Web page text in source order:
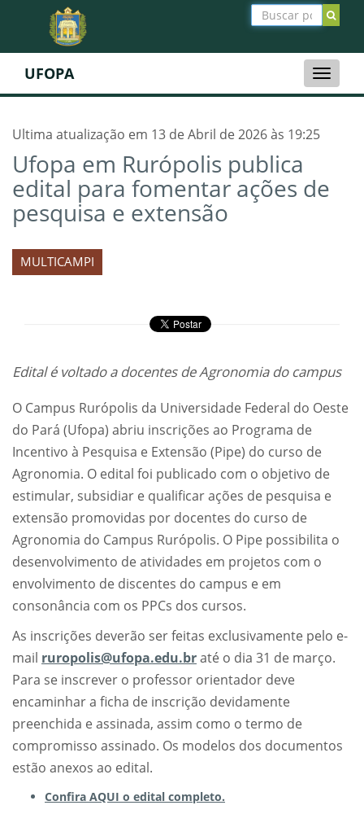
Toggle
UFOPA
Ultima atualização em 13 de Abril de 2026 às 19:25
Ufopa em Rurópolis publica
edital para fomentar ações de
pesquisa e extensão
MULTICAMPI
Edital é voltado a docentes de Agronomia do campus
O Campus Rurópolis da Universidade Federal do Oeste
do Pará (Ufopa) abriu inscrições ao Programa de
Incentivo à Pesquisa e Extensão (Pipe) do curso de
Agronomia. O edital foi publicado com o objetivo de
estimular, subsidiar e qualificar ações de pesquisa e
extensão promovidas por docentes do curso de
Agronomia do Campus Rurópolis. O Pipe possibilita o
desenvolvimento de atividades em projetos com o
envolvimento de discentes do campus e em
consonância com os PPCs dos cursos.
As inscrições deverão ser feitas exclusivamente pelo e-
mail ruropolis@ufopa.edu.braté o dia 31 de março.
Para se inscrever o professor orientador deve
encaminhar a ficha de inscrição devidamente
preenchida e assinada, assim como o termo de
compromisso assinado. Os modelos dos documentos
estão anexos ao edital.
Confira AQUI o edital completo.